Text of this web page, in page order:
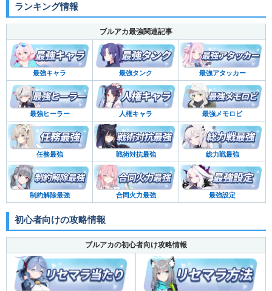
ランキング情報
ブルアカ最強関連記事
最強キャラ 最強タンク 最強アタッカー
最強ヒーラー 人権キャラ 最強メモロビ
任務最強 戦術対抗最強 総力戦最強
制約解除最強 合同火力最強 最強設定
初心者向けの攻略情報
ブルアカの初心者向け攻略情報